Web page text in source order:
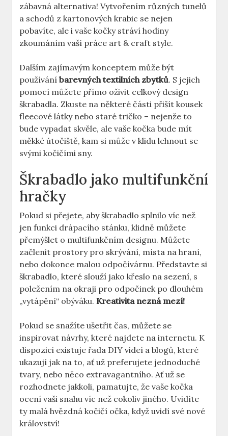
zábavná alternativa! Vytvořením různých tunelů
a schodů z kartonových krabic se nejen
pobavíte, ale i vaše kočky stráví hodiny
zkoumáním vaší práce art & craft style.
Dalším zajímavým konceptem může být
používáníbarevných textilních zbytků. S jejich
pomocí můžete přímo oživit celkový design
škrabadla. Zkuste na některé části přišít kousek
fleecové látky nebo staré tričko – nejenže to
bude vypadat skvěle, ale vaše kočka bude mít
měkké útočiště, kam si může v klidu lehnout se
svými kočičími sny.
Škrabadlo jako multifunkční
hračky
Pokud si přejete, aby škrabadlo splnilo víc než
jen funkci drápacího stánku, klidně můžete
přemýšlet o multifunkčním designu. Můžete
začlenit prostory pro skrývání, místa na hraní,
nebo dokonce malou odpočívárnu. Představte si
škrabadlo, které slouží jako křeslo na sezení, s
poležením na okraji pro odpočinek po dlouhém
„vytápění“ obýváku.Kreativita nezná mezí!
Pokud se snažíte ušetřit čas, můžete se
inspirovat návrhy, které najdete na internetu. K
dispozici existuje řada DIY videí a blogů, které
ukazují jak na to, ať už preferujete jednoduché
tvary, nebo něco extravagantního. Ať už se
rozhodnete jakkoli, pamatujte, že vaše kočka
ocení vaši snahu víc než cokoliv jiného. Uvidíte
ty malá hvězdná kočičí očka, když uvidí své nové
království!